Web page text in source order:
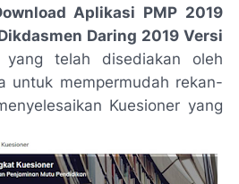
Aplikasi PMP 2019
Daring 2019 Versi
telah disediakan oleh
untuk mempermudah rekan-
Kuesioner yang